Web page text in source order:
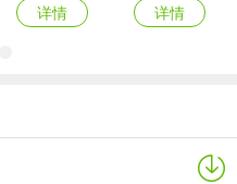
详情
详情
剪映2025版
剪映小云雀app官方版